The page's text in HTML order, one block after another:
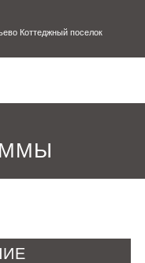
Коттеджный поселок